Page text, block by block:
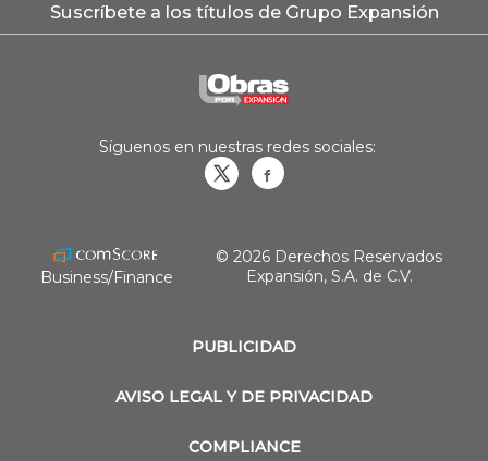
Suscríbete a los títulos de Grupo Expansión
PUBLICIDAD
AVISO LEGAL Y DE PRIVACIDAD
COMPLIANCE
Síguenos en nuestras redes sociales:
Business/Finance
© 2026 Derechos Reservados
Expansión, S.A. de C.V.